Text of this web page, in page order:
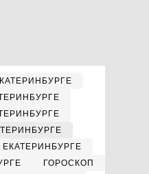
ГОРОСКОП